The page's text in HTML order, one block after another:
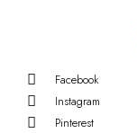
Facebook
Instagram
Pinterest